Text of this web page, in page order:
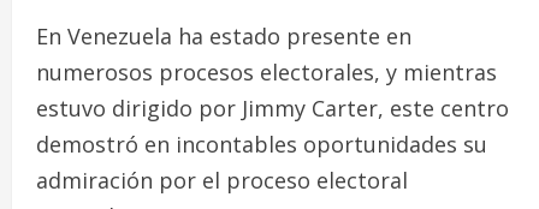
En Venezuela ha estado presente en
numerosos procesos electorales, y mientras
estuvo dirigido por Jimmy Carter, este centro
demostró en incontables oportunidades su
admiración por el proceso electoral